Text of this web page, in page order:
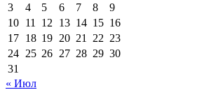
3
4 5 6 7 8
9
10 11 12 13 14 15 16
17 18 19 20 21 22 23
24 25 26 27 28 29 30
31
« Июл